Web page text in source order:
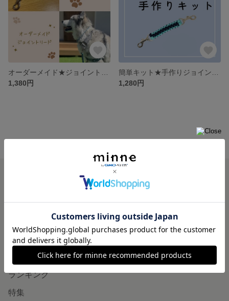
1,380円
1,280円
minneについて
minneで買いたい
作品をさがす
ショップをさがす
ランキング
特集